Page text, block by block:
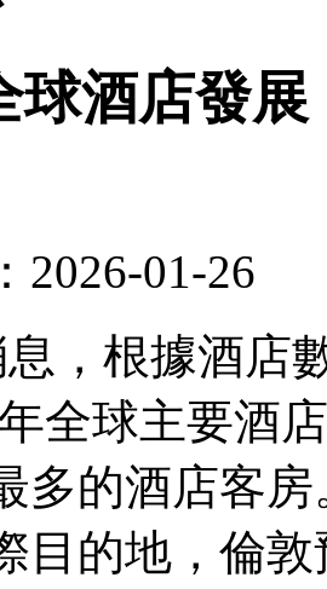
球酒店發
2026-01-26
息，根據酒店
全球主要酒
多的酒店客
目的地，倫